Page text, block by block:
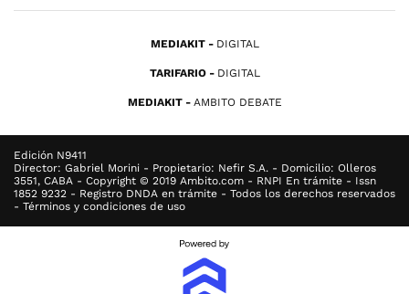
MEDIAKIT DIGITAL
TARIFARIO DIGITAL
MEDIAKIT AMBITO DEBATE
Edición N9411
Director: Gabriel Morini - Propietario: Nefir S.A. - Domicilio: Olleros
3551, CABA - Copyright © 2019 Ambito.com - RNPI En trámite - Issn
1852 9232 - Registro DNDA en trámite - Todos los derechos reservados
- Términos y condiciones de uso